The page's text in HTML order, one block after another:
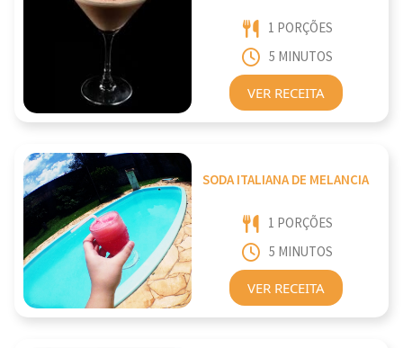
1 PORÇÕES
5 MINUTOS
VER RECEITA
SODA ITALIANA DE MELANCIA
1 PORÇÕES
5 MINUTOS
VER RECEITA